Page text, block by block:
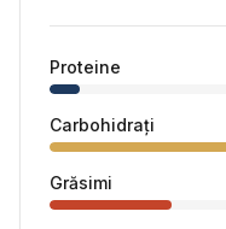
Proteine
Carbohidrați
Grăsimi